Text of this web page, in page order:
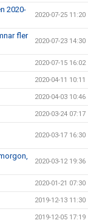
2020-
2020-07-25 11:20
fler
2020-07-23 14:30
2020-07-15 16:02
2020-04-11 10:11
2020-04-03 10:46
2020-03-24 07:17
2020-03-17 16:30
2020-03-12 19:36
2020-01-21 07:30
2019-12-13 11:30
2019-12-05 17:19